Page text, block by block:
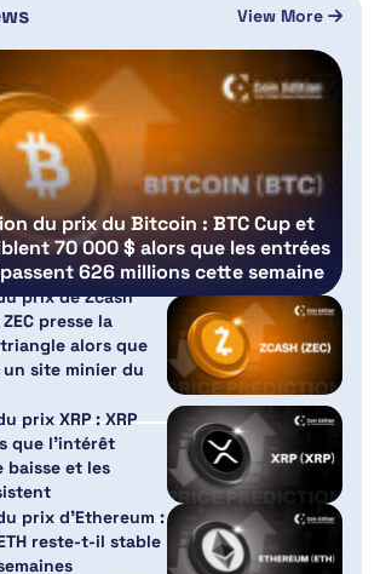
View More
du prix du Bitcoin : BTC Cup et
70 000 $ alors que les entrées
626 millions cette semaine
prix de Zcash
presse la
alors que
un site minier du
prix XRP : XRP
que l’intérêt
baisse et les
prix d’Ethereum :
reste-t-il stable